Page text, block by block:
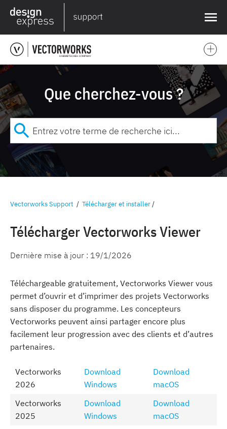
❌
Que cherchez-vous ?
Vectorworks Support / Télécharger et installer/
Télécharger Vectorworks Viewer
Dernière mise à jour : 19/1/2026
Téléchargeable gratuitement, Vectorworks Viewer vous
permet d’ouvrir et d’imprimer des projets Vectorworks
sans disposer du programme. Les concepteurs
Vectorworks peuvent ainsi partager encore plus
facilement leur progression avec des clients et d’autres
partenaires.
Vectorworks
2026
Download
Windows
Download
macOS
Vectorworks
2025
Download
Windows
Download
macOS